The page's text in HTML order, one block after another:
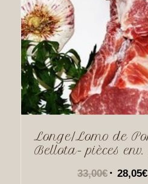
Longe/Lomo de
Bellota- pièces
33,00€ 28,05€